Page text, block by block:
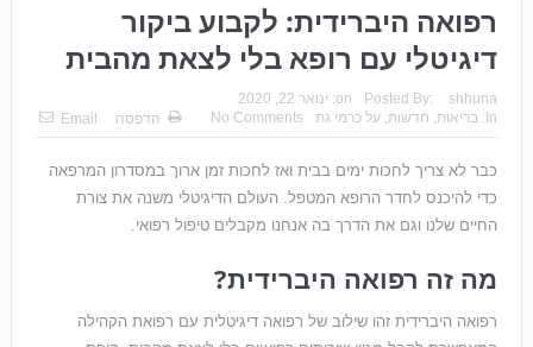
רפואה היברידית: לקבוע ביקור
דיגיטלי עם רופא בלי לצאת מהבית
Posted By: shhuna
on: ינואר 22, 2020
In:
בריאות, חדשות, על כרמי גת No Comments הדפסה Email
כבר לא צריך לחכות ימים בבית ואז לחכות זמן ארוך במסדרון המרפאה
כדי להיכנס לחדר הרופא המטפל. העולם הדיגיטלי משנה את צורת
החיים שלנו וגם את הדרך בה אנחנו מקבלים טיפול רפואי.
מה זה רפואה היברידית?
רפואה היברידית זהו שילוב של רפואה דיגיטלית עם רפואת הקהילה